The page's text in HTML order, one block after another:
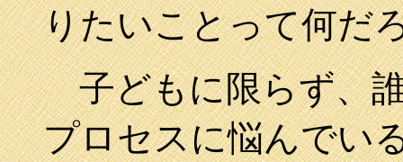
りたいことって何だ
子どもに限らず、
プロセスに悩んでい